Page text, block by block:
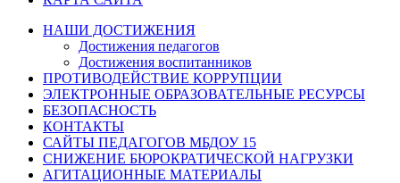
НАШИ ДОСТИЖЕНИЯ
Достижения педагогов
Достижения воспитанников
ПРОТИВОДЕЙСТВИЕ КОРРУПЦИИ
ЭЛЕКТРОННЫЕ ОБРАЗОВАТЕЛЬНЫЕ РЕСУРСЫ
БЕЗОПАСНОСТЬ
КОНТАКТЫ
САЙТЫ ПЕДАГОГОВ МБДОУ 15
СНИЖЕНИЕ БЮРОКРАТИЧЕСКОЙ НАГРУЗКИ
АГИТАЦИОННЫЕ МАТЕРИАЛЫ